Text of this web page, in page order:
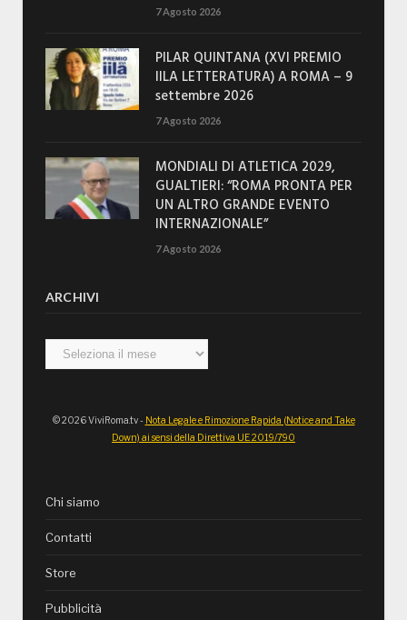
7 Agosto 2026
PILAR QUINTANA (XVI PREMIO
IILA LETTERATURA) A ROMA – 9
settembre 2026
7 Agosto 2026
MONDIALI DI ATLETICA 2029,
GUALTIERI: “ROMA PRONTA PER
UN ALTRO GRANDE EVENTO
INTERNAZIONALE”
7 Agosto 2026
ARCHIVI
Archivi
© 2026 ViviRoma.tv - Nota Legale e Rimozione Rapida (Notice and Take
Down) ai sensi della Direttiva UE 2019/790
Chi siamo
Contatti
Store
Pubblicità